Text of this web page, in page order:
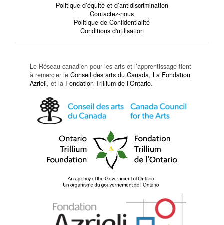
Politique d’équité et d’antidiscrimination
Contactez-nous
Politique de Confidentialité
Conditions d'utilisation
Le Réseau canadien pour les arts et l’apprentissage tient
à remercier le Conseil des arts du Canada, La Fondation
Azrieli, et la Fondation Trillium de l’Ontario.